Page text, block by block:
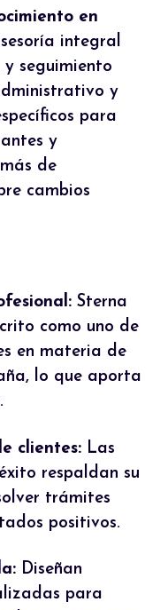
en
integral
seguimiento
y
para
y
de
cambios
Sterna
como uno de
en materia de
lo que aporta
clientes: Las
respaldan su
trámites
positivos.
Diseñan
para